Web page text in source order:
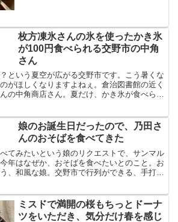
機会がなくて行かなか...
枚方凍氷さんの氷を使ったかき氷
が100円食べられる交野市の中角
さん
という夏空が広がる交野市です。こう暑くな
がほしくなりますよねぇ。倉治図書館の近く
の中角商店さん。夏だけ、かき氷が食べられ
娘のお誕生日だったので、乃田さ
んのおそばを食べてきた
てみたいという娘のリクエストで、サンマル
年はなぜか、おそばを食べたいとのこと。お
、和風な娘。交野市で行列ができる、手打そ
ミスドで満開の桜もちっとドーナ
ツをいただき、気分だけ春を感じ